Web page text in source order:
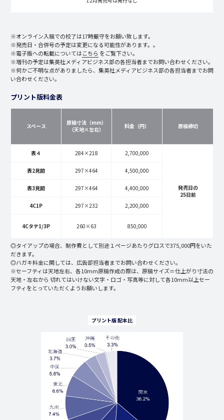
※オンライン入稿での校了は17時厳守をお願い致します。
※発売日・合併号の予定は変更になる可能性があります。。
※電子版への転載についてはこちら をご覧下さい。
※増刊の予定は集英社メディアビジネス部の各担当者までお問い合わせください。
※何かご不明な点がありましたら、集英社メディアビジネス部の各担当者までお問
い合わせください。
プリント版料金表
スペース
原稿寸法（mm）
（天地×左右）
料金（円） 原稿締切
表４ 284×218 2,700,000
発売日の
25日前
表2見開 297×464 4,500,000
表3見開 297×464 4,400,000
4C1P 297×232 2,200,000
4Cタテ1/3P 260×63 850,000
◎タイアップの場合、制作費として別途１ページあたりグロスで375,000円をいた
だきます。
◎ハガキ料金に関しては、広告部担当者までお問い合わせください。
※セーフティは天地左右、各10mm原稿作成の際は、原稿サイズ＝仕上がり寸法の
天地・左右から 切れてはいけない文字・ロゴ・写真等に対して各10mm以上セー
フティをとっていただくようお願いします。
プリント版 配本比